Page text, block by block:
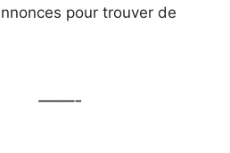
pour trouver de
——-